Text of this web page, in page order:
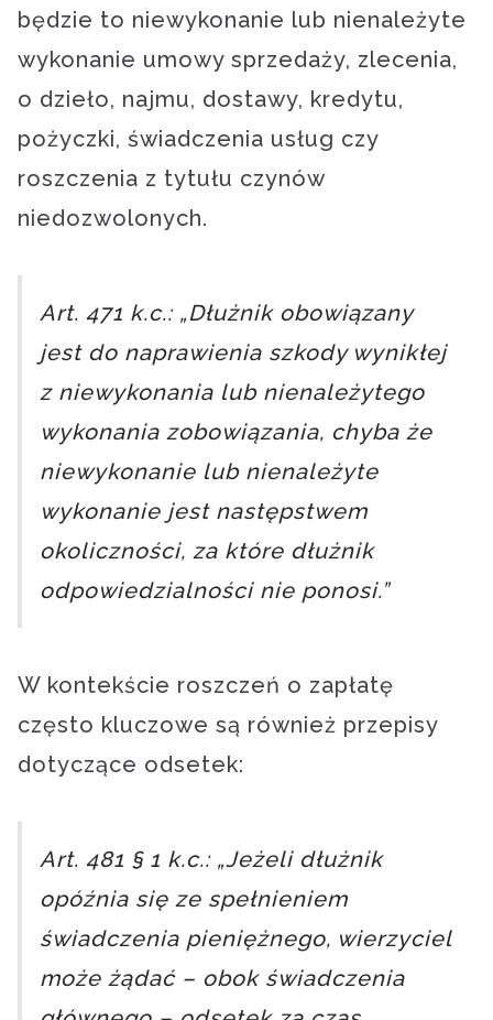
będzie to niewykonanie lub nienależyte
wykonanie umowy sprzedaży, zlecenia,
o dzieło, najmu, dostawy, kredytu,
pożyczki, świadczenia usług czy
roszczenia z tytułu czynów
niedozwolonych.
Art. 471 k.c.: „Dłużnik obowiązany
jest do naprawienia szkody wynikłej
z niewykonania lub nienależytego
wykonania zobowiązania, chyba że
niewykonanie lub nienależyte
wykonanie jest następstwem
okoliczności, za które dłużnik
odpowiedzialności nie ponosi.”
W kontekście roszczeń o zapłatę
często kluczowe są również przepisy
dotyczące odsetek:
Art. 481 § 1 k.c.: „Jeżeli dłużnik
opóźnia się ze spełnieniem
świadczenia pieniężnego, wierzyciel
może żądać – obok świadczenia